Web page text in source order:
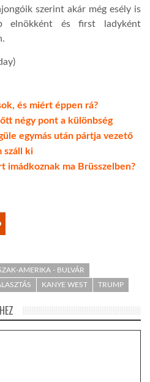
szerint akár még esély is
elnökként és first ladyként
és miért éppen rá?
négy pont a különbség
egymás után pártja vezető
száll ki
imádkoznak ma Brüsszelben?
AMERIKA - BULVÁR
KANYE WEST TRUMP